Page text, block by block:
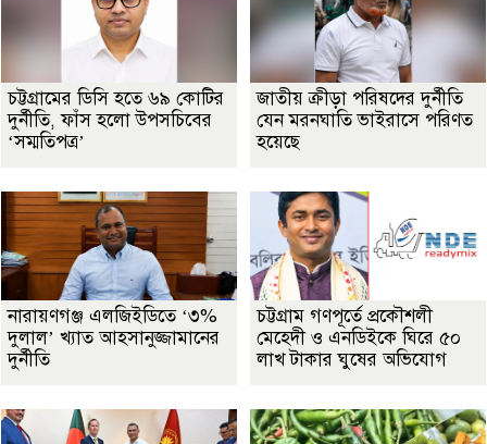
চট্টগ্রামের ডিসি হতে ৬৯ কোটির
দুর্নীতি, ফাঁস হলো উপসচিবের
‘সম্মতিপত্র’
জাতীয় ক্রীড়া পরিষদের দুর্নীতি
যেন মরনঘাতি ভাইরাসে পরিণত
হয়েছে
নারায়ণগঞ্জ এলজিইডিতে ‘৩%
দুলাল’ খ্যাত আহসানুজ্জামানের
দুর্নীতি
চট্টগ্রাম গণপূর্তে প্রকৌশলী
মেহেদী ও এনডিইকে ঘিরে ৫০
লাখ টাকার ঘুষের অভিযোগ